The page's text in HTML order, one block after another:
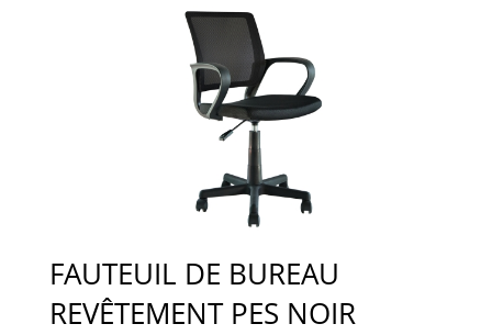
FAUTEUIL DE BUREAU
REVÊTEMENT PES NOIR